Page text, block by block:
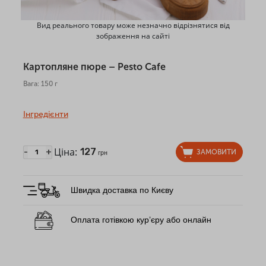
Вид реального товару може незначно відрізнятися від
зображення на сайті
Картопляне пюре – Pesto Cafe
Вага: 150 г
Інгредієнти
- + Ціна: 127 грн ЗАМОВИТИ
Швидка доставка по Києву
Оплата готівкою кур’єру або онлайн